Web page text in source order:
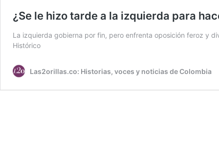
¿Se le hizo tarde a la izquierda para
La izquierda gobierna por fin, pero enfrenta oposición feroz y
Histórico
Las2orillas.co: Historias, voces y noticias de Colombia